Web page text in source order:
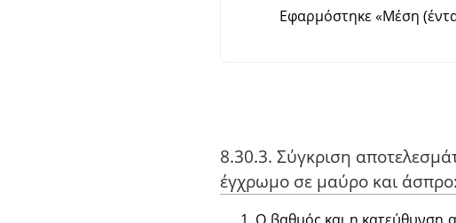
Εφαρμόστηκε «Μέση
8.30.3. Σύγκριση
έγχρωμο σε μαύρο και άσπρο: